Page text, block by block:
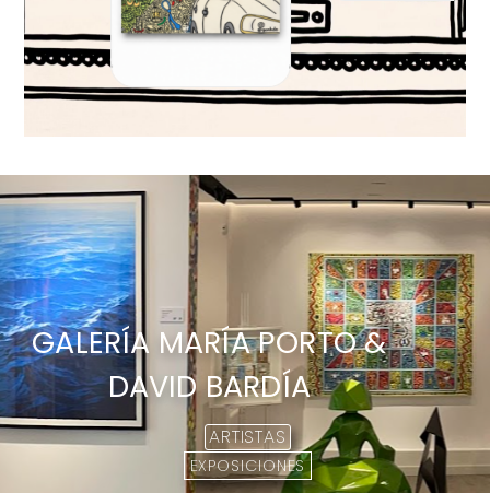
GALERÍA MARÍA PORTO &
DAVID BARDÍA
ARTISTAS
EXPOSICIONES